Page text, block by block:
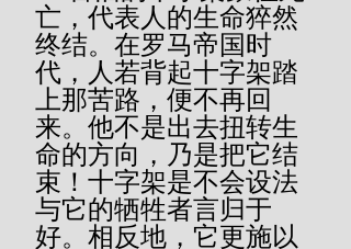
亡，代表人的生命猝然
终结。在罗马帝国时
代，人若背起十字架踏
上那苦路，便不再回
来。他不是出去扭转生
命的方向，乃是把它结
束！十字架是不会设法
与它的牺牲者言归于
好。相反地，它更施以